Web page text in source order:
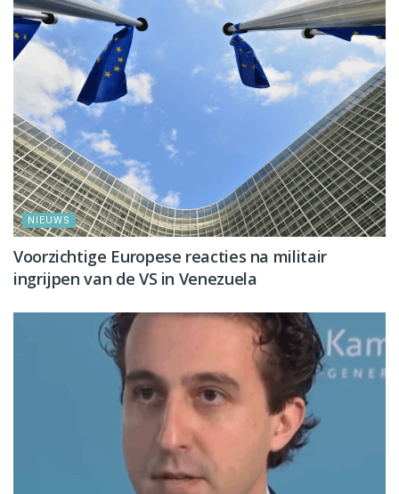
NIEUWS
Voorzichtige Europese reacties na militair
ingrijpen van de VS in Venezuela